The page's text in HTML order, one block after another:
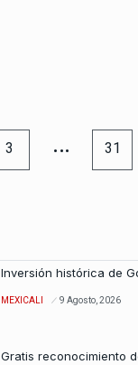
3 … 31
Inversión histórica de
MEXICALI 9 Agosto, 2026
Gratis reconocimiento